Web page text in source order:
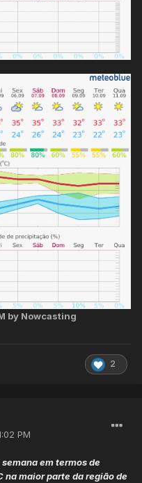
by Nowcasting
2
PM
em termos de
na maior parte da região de